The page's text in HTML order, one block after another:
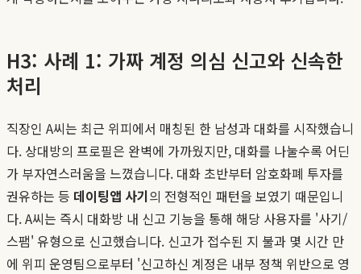
H3: 사례 1: 가짜 계정 의심 신고와 신속한
처리
직장인 A씨는 최근 위피에서 매칭된 한 남성과 대화를 시작했습니
다. 상대방의 프로필은 완벽에 가까웠지만, 대화를 나눌수록 어딘
가 부자연스러움을 느꼈습니다. 대화 초반부터 암호화폐 투자를
권유하는 등 데이팅앱 사기의 전형적인 패턴을 보였기 때문입니
다. A씨는 즉시 대화방 내 신고 기능을 통해 해당 사용자를 '사기/
스팸' 유형으로 신고했습니다. 신고가 접수된 지 불과 몇 시간 만
에 위피 운영팀으로부터 '신고하신 계정은 내부 정책 위반으로 영